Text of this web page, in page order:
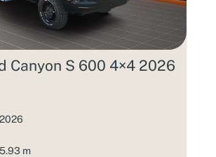
Canyon S 600 4×4 2026
m